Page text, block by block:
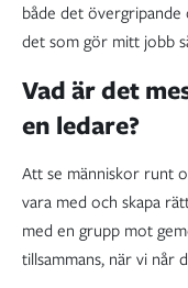
både det övergripande
det som gör mitt jobb
Vad är det
en ledare?
Att se människor runt
vara med och skapa
med en grupp mot
tillsammans, när vi når